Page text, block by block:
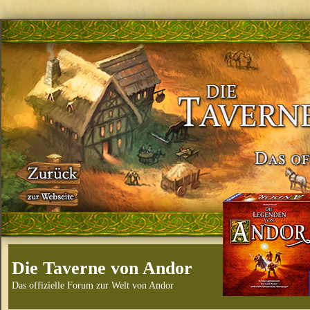
Die Taverne von Andor
Das offizielle Forum zur Welt von Andor